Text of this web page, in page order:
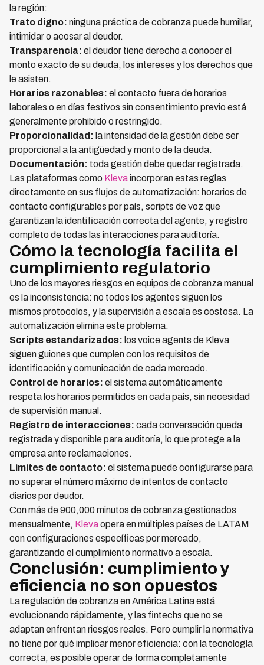
la región:
Trato digno: ninguna práctica de cobranza puede humillar,
intimidar o acosar al deudor.
Transparencia: el deudor tiene derecho a conocer el
monto exacto de su deuda, los intereses y los derechos que
le asisten.
Horarios razonables: el contacto fuera de horarios
laborales o en días festivos sin consentimiento previo está
generalmente prohibido o restringido.
Proporcionalidad: la intensidad de la gestión debe ser
proporcional a la antigüedad y monto de la deuda.
Documentación: toda gestión debe quedar registrada.
Las plataformas como Klevaincorporan estas reglas
directamente en sus flujos de automatización: horarios de
contacto configurables por país, scripts de voz que
garantizan la identificación correcta del agente, y registro
completo de todas las interacciones para auditoría.
Cómo la tecnología facilita el
cumplimiento regulatorio
Uno de los mayores riesgos en equipos de cobranza manual
es la inconsistencia: no todos los agentes siguen los
mismos protocolos, y la supervisión a escala es costosa. La
automatización elimina este problema.
Scripts estandarizados: los voice agents de Kleva
siguen guiones que cumplen con los requisitos de
identificación y comunicación de cada mercado.
Control de horarios: el sistema automáticamente
respeta los horarios permitidos en cada país, sin necesidad
de supervisión manual.
Registro de interacciones: cada conversación queda
registrada y disponible para auditoría, lo que protege a la
empresa ante reclamaciones.
Límites de contacto: el sistema puede configurarse para
no superar el número máximo de intentos de contacto
diarios por deudor.
Con más de 900,000 minutos de cobranza gestionados
mensualmente, Klevaopera en múltiples países de LATAM
con configuraciones específicas por mercado,
garantizando el cumplimiento normativo a escala.
Conclusión: cumplimiento y
eficiencia no son opuestos
La regulación de cobranza en América Latina está
evolucionando rápidamente, y las fintechs que no se
adaptan enfrentan riesgos reales. Pero cumplir la normativa
no tiene por qué implicar menor eficiencia: con la tecnología
correcta, es posible operar de forma completamente